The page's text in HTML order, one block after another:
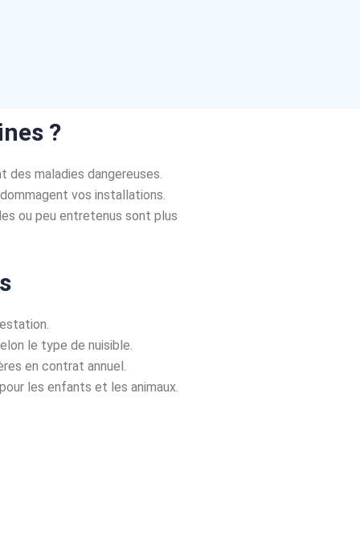
?
maladies dangereuses.
vos installations.
ou peu entretenus sont plus
le type de nuisible.
en contrat annuel.
les enfants et les animaux.